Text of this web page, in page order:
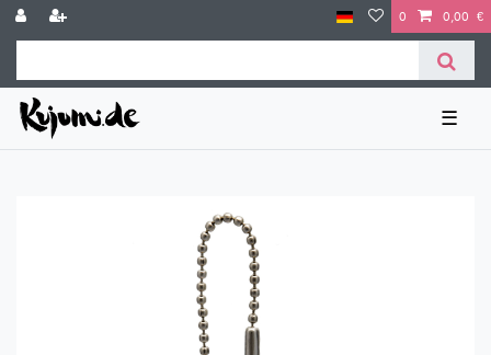
0 0,00 €
☰